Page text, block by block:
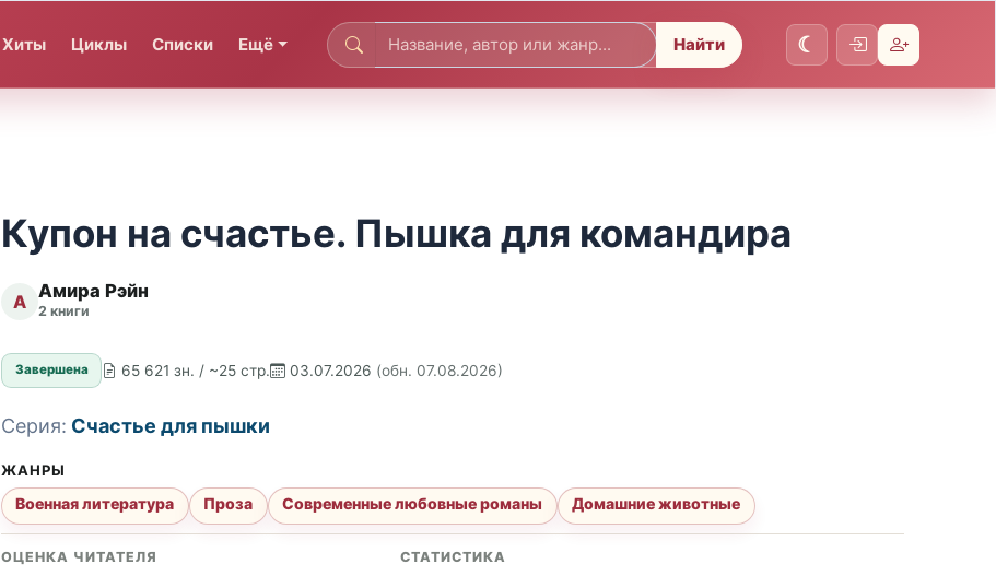
Хиты Циклы Списки Ещё Найти
Купон на счастье. Пышка для командира
А Амира Рэйн
2 книги
Завершена 65 621 зн. / ~25 стр. 03.07.2026 (обн. 07.08.2026)
Серия: Счастье для пышки
ЖАНРЫ
Военная литература Проза Современные любовные романы Домашние животные
ОЦЕНКА ЧИТАТЕЛЯ СТАТИСТИКА